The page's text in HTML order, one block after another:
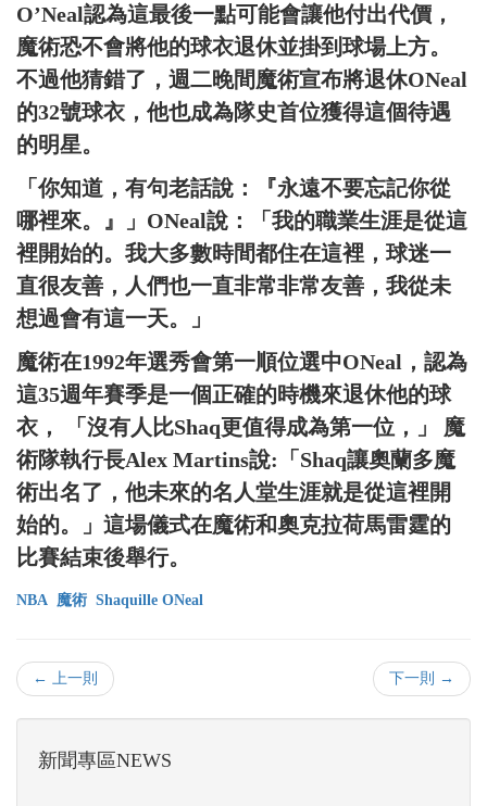
O’Neal認為這最後一點可能會讓他付出代價，
魔術恐不會將他的球衣退休並掛到球場上方。
不過他猜錯了，週二晚間魔術宣布將退休ONeal
的32號球衣，他也成為隊史首位獲得這個待遇
的明星。
「你知道，有句老話說：『永遠不要忘記你從
哪裡來。』」ONeal說：「我的職業生涯是從這
裡開始的。我大多數時間都住在這裡，球迷一
直很友善，人們也一直非常非常友善，我從未
想過會有這一天。」
魔術在1992年選秀會第一順位選中ONeal，認為
這35週年賽季是一個正確的時機來退休他的球
衣， 「沒有人比Shaq更值得成為第一位，」 魔
術隊執行長Alex Martins說:「Shaq讓奧蘭多魔
術出名了，他未來的名人堂生涯就是從這裡開
始的。」這場儀式在魔術和奧克拉荷馬雷霆的
比賽結束後舉行。
NBA 魔術 Shaquille ONeal
← 上一則 下一則 →
新聞專區NEWS